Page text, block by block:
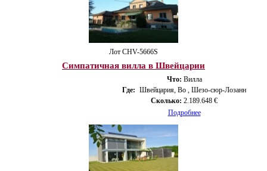
Лот CHV-5666S
Симпатичная вилла в Швейцарии
Что: Вилла
Где: Швейцария, Во , Шезо-сюр-Лозанн
Сколько: 2.189.648 €
Подробнее